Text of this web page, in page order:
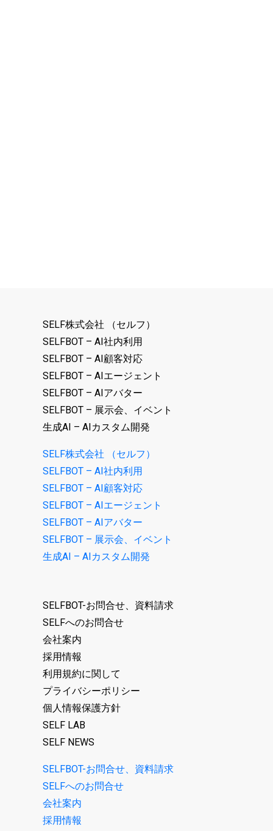
SELF株式会社 （セルフ）
SELFBOT – AI社内利用
SELFBOT – AI顧客対応
SELFBOT – AIエージェント
SELFBOT – AIアバター
SELFBOT – 展示会、イベント
生成AI – AIカスタム開発
SELF株式会社 （セルフ）
SELFBOT – AI社内利用
SELFBOT – AI顧客対応
SELFBOT – AIエージェント
SELFBOT – AIアバター
SELFBOT – 展示会、イベント
生成AI – AIカスタム開発
SELFBOT-お問合せ、資料請求
SELFへのお問合せ
会社案内
採用情報
利用規約に関して
プライバシーポリシー
個人情報保護方針
SELF LAB
SELF NEWS
SELFBOT-お問合せ、資料請求
SELFへのお問合せ
会社案内
採用情報